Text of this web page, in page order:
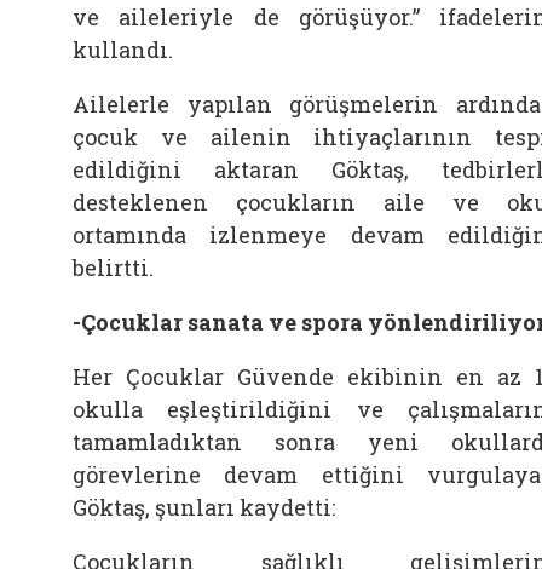
ve aileleriyle de görüşüyor.”
kullandı.
Ailelerle yapılan görüşmelerin
çocuk ve ailenin ihtiyaçlarının
edildiğini aktaran Göktaş,
desteklenen çocukların aile ve
ortamında izlenmeye devam
belirtti.
-Çocuklar sanata ve spora
Her Çocuklar Güvende ekibinin en az
okulla eşleştirildiğini ve
tamamladıktan sonra yeni
görevlerine devam ettiğini
Göktaş, şunları kaydetti:
Çocukların sağlıklı